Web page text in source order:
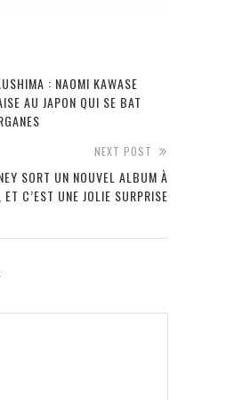
: NAOMI KAWASE
AU JAPON QUI SE BAT
NEXT POST
SORT UN NOUVEL ALBUM À
C’EST UNE JOLIE SURPRISE